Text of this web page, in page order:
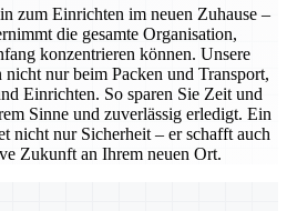
zum Einrichten im neuen Zuhause –
die gesamte Organisation,
konzentrieren können. Unsere
nur beim Packen und Transport,
Einrichten. So sparen Sie Zeit und
Sinne und zuverlässig erledigt. Ein
nicht nur Sicherheit – er schafft auch
Zukunft an Ihrem neuen Ort.